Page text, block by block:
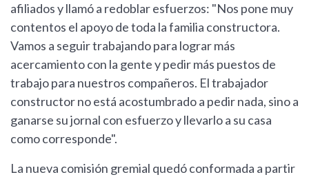
afiliados y llamó a redoblar esfuerzos: "Nos pone muy
contentos el apoyo de toda la familia constructora.
Vamos a seguir trabajando para lograr más
acercamiento con la gente y pedir más puestos de
trabajo para nuestros compañeros. El trabajador
constructor no está acostumbrado a pedir nada, sino a
ganarse su jornal con esfuerzo y llevarlo a su casa
como corresponde".
La nueva comisión gremial quedó conformada a partir